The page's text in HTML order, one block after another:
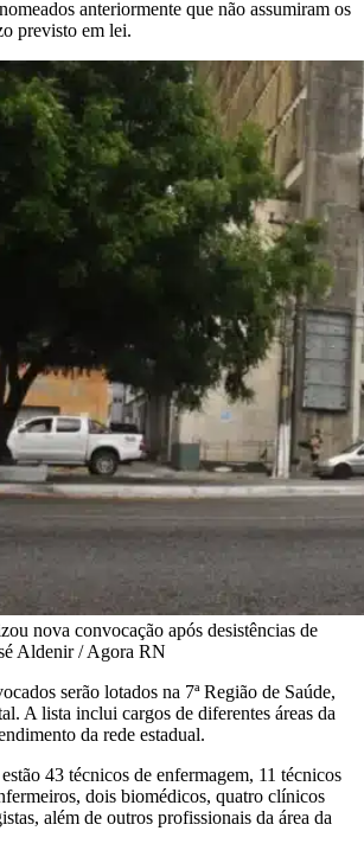
anteriormente que não assumiram os
previsto em lei.
nova convocação após desistências de
Aldenir / Agora RN
serão lotados na 7ª Região de Saúde,
A lista inclui cargos de diferentes áreas da
da rede estadual.
43 técnicos de enfermagem, 11 técnicos
dois biomédicos, quatro clínicos
além de outros profissionais da área da